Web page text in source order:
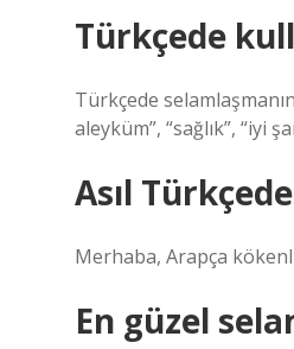
Türkçede
Türkçede
aleyküm”, “sağlık”, “iyi
Asıl
Merhaba, Arapça
En güzel